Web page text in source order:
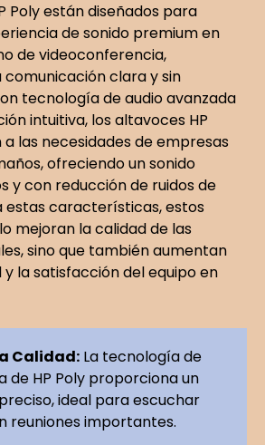
Poly están diseñados para
de sonido premium en
de videoconferencia,
comunicación clara y sin
tecnología de audio avanzada
intuitiva, los altavoces HP
las necesidades de empresas
ofreciendo un sonido
y con reducción de ruidos de
estas características, estos
mejoran la calidad de las
sino que también aumentan
la satisfacción del equipo en
Calidad: La tecnología de
de HP Poly proporciona un
ideal para escuchar
reuniones importantes.